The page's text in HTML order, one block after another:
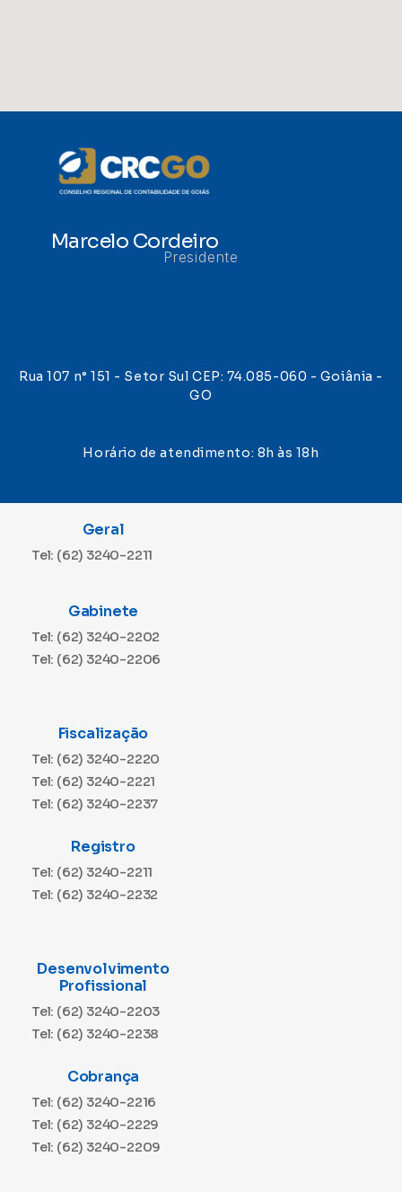
Marcelo Cordeiro
Presidente
Rua 107 n° 151 - Setor Sul CEP: 74.085-060 - Goiânia -
GO
Horário de atendimento: 8h às 18h
Geral
Tel: (62) 3240-2211
Gabinete
Tel: (62) 3240-2202
Tel: (62) 3240-2206
Fiscalização
Tel: (62) 3240-2220
Tel: (62) 3240-2221
Tel: (62) 3240-2237
Registro
Tel: (62) 3240-2211
Tel: (62) 3240-2232
Desenvolvimento
Profissional
Tel: (62) 3240-2203
Tel: (62) 3240-2238
Cobrança
Tel: (62) 3240-2216
Tel: (62) 3240-2229
Tel: (62) 3240-2209